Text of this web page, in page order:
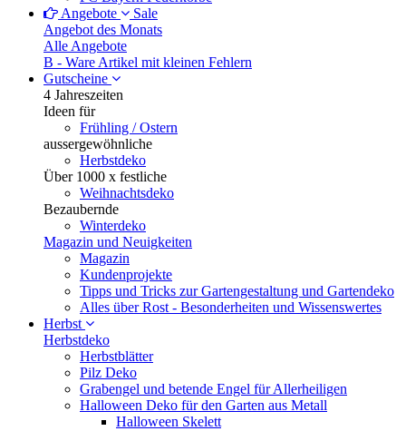
Angebote
Sale
Angebot des Monats
Alle Angebote
B - Ware Artikel mit kleinen Fehlern
Gutscheine
4 Jahreszeiten
Ideen für
Frühling / Ostern
aussergewöhnliche
Herbstdeko
Über 1000 x festliche
Weihnachtsdeko
Bezaubernde
Winterdeko
Magazin und Neuigkeiten
Magazin
Kundenprojekte
Tipps und Tricks zur Gartengestaltung und Gartendeko
Alles über Rost - Besonderheiten und Wissenswertes
Herbst
Herbstdeko
Herbstblätter
Pilz Deko
Grabengel und betende Engel für Allerheiligen
Halloween Deko für den Garten aus Metall
Halloween Skelett